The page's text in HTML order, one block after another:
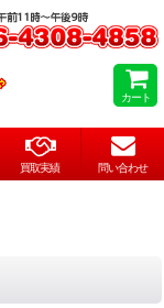
カート
買取実績 問い合わせ